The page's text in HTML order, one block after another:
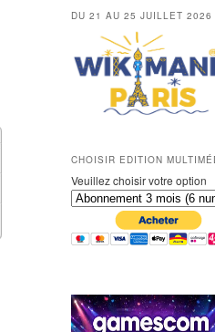
DU 21 AU 25 JUILLET 2026
CHOISIR EDITION
Veuillez choisir votre option